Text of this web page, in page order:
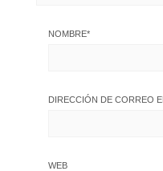
NOMBRE*
DIRECCIÓN DE CORREO
WEB